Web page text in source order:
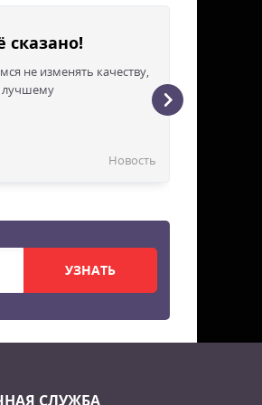
сказано!
не изменять качеству,
лучшему
Новость
УЗНАТЬ
СЛУЖБА